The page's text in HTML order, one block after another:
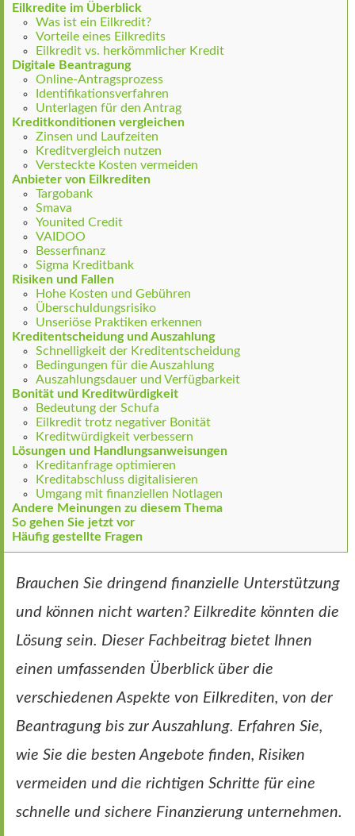
Eilkredite im Überblick
Was ist ein Eilkredit?
Vorteile eines Eilkredits
Eilkredit vs. herkömmlicher Kredit
Digitale Beantragung
Online-Antragsprozess
Identifikationsverfahren
Unterlagen für den Antrag
Kreditkonditionen vergleichen
Zinsen und Laufzeiten
Kreditvergleich nutzen
Versteckte Kosten vermeiden
Anbieter von Eilkrediten
Targobank
Smava
Younited Credit
VAIDOO
Besserfinanz
Sigma Kreditbank
Risiken und Fallen
Hohe Kosten und Gebühren
Überschuldungsrisiko
Unseriöse Praktiken erkennen
Kreditentscheidung und Auszahlung
Schnelligkeit der Kreditentscheidung
Bedingungen für die Auszahlung
Auszahlungsdauer und Verfügbarkeit
Bonität und Kreditwürdigkeit
Bedeutung der Schufa
Eilkredit trotz negativer Bonität
Kreditwürdigkeit verbessern
Lösungen und Handlungsanweisungen
Kreditanfrage optimieren
Kreditabschluss digitalisieren
Umgang mit finanziellen Notlagen
Andere Meinungen zu diesem Thema
So gehen Sie jetzt vor
Häufig gestellte Fragen
Brauchen Sie dringend finanzielle Unterstützung
und können nicht warten? Eilkredite könnten die
Lösung sein. Dieser Fachbeitrag bietet Ihnen
einen umfassenden Überblick über die
verschiedenen Aspekte von Eilkrediten, von der
Beantragung bis zur Auszahlung. Erfahren Sie,
wie Sie die besten Angebote finden, Risiken
vermeiden und die richtigen Schritte für eine
schnelle und sichere Finanzierung unternehmen.